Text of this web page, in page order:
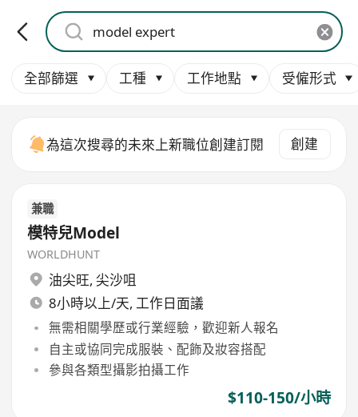
全部篩選 工種 工作地點 受僱形式
為這次搜尋的未來上新職位創建訂閱 創建
兼職
模特兒Model
WORLDHUNT
油尖旺, 尖沙咀
8小時以上/天, 工作日面議
無需相關學歷或行業經驗，歡迎新人報名
自主或協同完成服裝、配飾及妝容搭配
參與各類型攝影拍攝工作
$110-150/小時